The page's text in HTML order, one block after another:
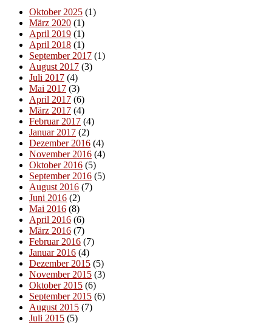
Oktober 2025 (1)
März 2020 (1)
April 2019 (1)
April 2018 (1)
September 2017 (1)
August 2017 (3)
Juli 2017 (4)
Mai 2017 (3)
April 2017 (6)
März 2017 (4)
Februar 2017 (4)
Januar 2017 (2)
Dezember 2016 (4)
November 2016 (4)
Oktober 2016 (5)
September 2016 (5)
August 2016 (7)
Juni 2016 (2)
Mai 2016 (8)
April 2016 (6)
März 2016 (7)
Februar 2016 (7)
Januar 2016 (4)
Dezember 2015 (5)
November 2015 (3)
Oktober 2015 (6)
September 2015 (6)
August 2015 (7)
Juli 2015 (5)